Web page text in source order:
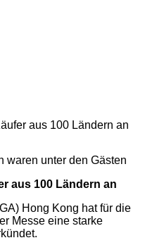
aus 100 Ländern an
waren unter den Gästen
aus 100 Ländern an
Hong Kong hat für die
Messe eine starke